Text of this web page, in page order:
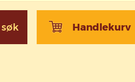
Handlekurv
søk